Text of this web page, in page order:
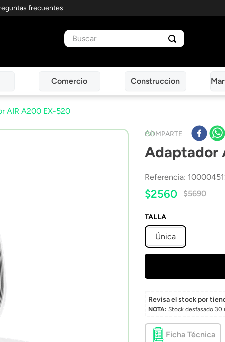
frecuentes
Buscar
Comercio Construccion
AIR A200 EX-520
COMPARTE
Air
Adaptador
Referencia:
$2560 $5690
TALLA
Única
Revisa el stock por
NOTA: Stock desfasado 30
Ficha Técnica